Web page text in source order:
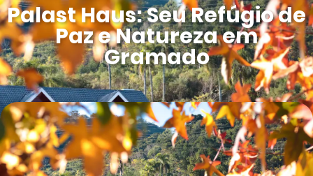
Palast Haus: Seu Refúgio de
Paz e Natureza em
Gramado